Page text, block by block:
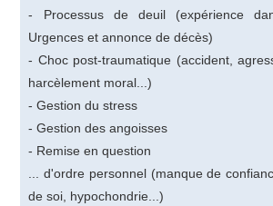
- Processus de deuil (expérience
Urgences et annonce de décès)
- Choc post-traumatique (accident,
harcèlement moral...)
- Gestion du stress
- Gestion des angoisses
- Remise en question
... d'ordre personnel (manque de
de soi, hypochondrie...)